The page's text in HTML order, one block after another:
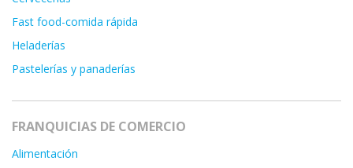
Fast food-comida rápida
Heladerías
Pastelerías y panaderías
FRANQUICIAS DE COMERCIO
Alimentación